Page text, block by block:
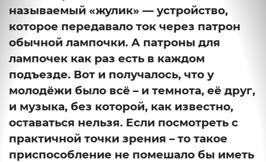
называемый «жулик» — устройство,
которое передавало ток через патрон
обычной лампочки. А патроны для
лампочек как раз есть в каждом
подъезде. Вот и получалось, что у
молодёжи было всё – и темнота, её друг,
и музыка, без которой, как известно,
оставаться нельзя. Если посмотреть с
практичной точки зрения – то такое
приспособление не помешало бы иметь